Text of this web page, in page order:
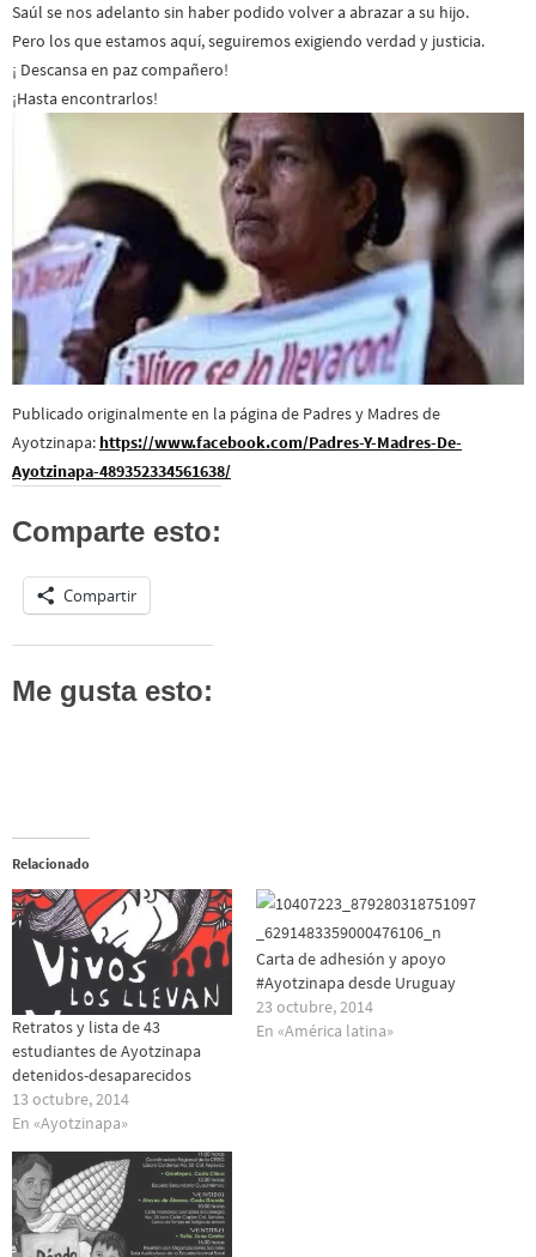
Saúl se nos adelanto sin haber podido volver a abrazar a su hijo.
Pero los que estamos aquí, seguiremos exigiendo verdad y justicia.
¡ Descansa en paz compañero!
¡Hasta encontrarlos!
Publicado originalmente en la página de Padres y Madres de
Ayotzinapa: https://www.facebook.com/Padres-Y-Madres-De-
Ayotzinapa-489352334561638/
Comparte esto:
Compartir
Me gusta esto:
Relacionado
Retratos y lista de 43
estudiantes de Ayotzinapa
detenidos-desaparecidos
13 octubre, 2014
En «Ayotzinapa»
Carta de adhesión y apoyo
#Ayotzinapa desde Uruguay
23 octubre, 2014
En «América latina»